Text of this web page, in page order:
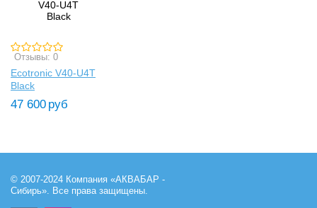
Отзывы: 0
Ecotronic V40-U4T
Black
47 600 руб
© 2007-2024 Компания «АКВАБАР -
Сибирь». Все права защищены.